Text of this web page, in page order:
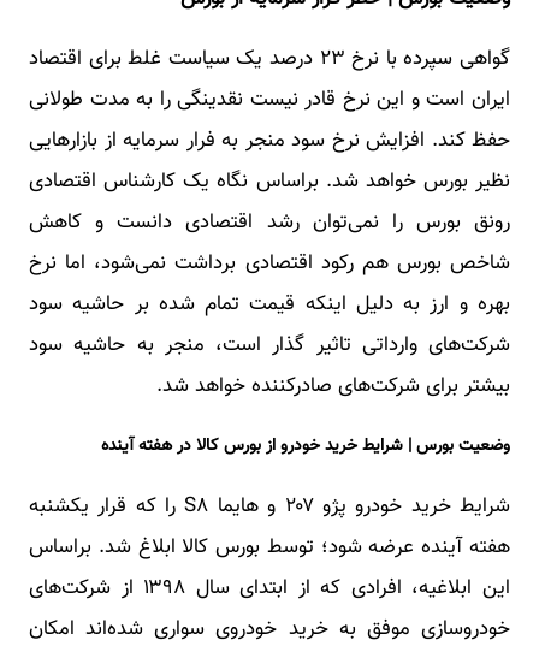
گواهی سپرده با نرخ ۲۳ درصد یک سیاست غلط برای اقتصاد
ایران است و این نرخ قادر نیست نقدینگی را به مدت طولانی
حفظ کند. افزایش نرخ سود منجر به فرار سرمایه از بازارهایی
نظیر بورس خواهد شد. براساس نگاه یک کارشناس اقتصادی
رونق بورس را نمی‌توان رشد اقتصادی دانست و کاهش
شاخص بورس هم رکود اقتصادی برداشت نمی‌شود، اما نرخ
بهره و ارز به دلیل اینکه قیمت تمام شده بر حاشیه سود
شرکت‌های وارداتی تاثیر گذار است، منجر به حاشیه سود
بیشتر برای شرکت‌های صادرکننده خواهد شد.
وضعیت بورس | شرایط خرید خودرو از بورس کالا در هفته آینده
شرایط خرید خودرو پژو ۲۰۷ و هایما S۸ را که قرار یکشنبه
هفته آینده عرضه شود؛ توسط بورس کالا ابلاغ شد. براساس
این ابلاغیه، افرادی که از ابتدای سال ۱۳۹۸ از شرکت‌های
خودروسازی موفق به خرید خودروی سواری شده‌اند امکان